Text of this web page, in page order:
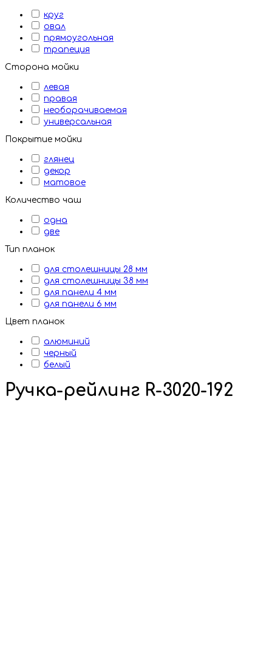
круг
овал
прямоугольная
трапеция
Сторона мойки
левая
правая
необорачиваемая
универсальная
Покрытие мойки
глянец
декор
матовое
Количество чаш
одна
две
Тип планок
для столешницы 28 мм
для столешницы 38 мм
для панели 4 мм
для панели 6 мм
Цвет планок
алюминий
черный
белый
Ручка-рейлинг R-3020-192